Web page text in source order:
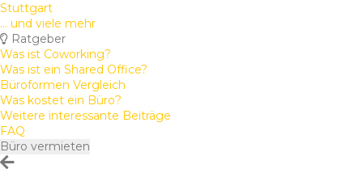
Stuttgart
... und viele mehr
Ratgeber
Was ist Coworking?
Was ist ein Shared Office?
Büroformen Vergleich
Was kostet ein Büro?
Weitere interessante Beiträge
FAQ
Büro vermieten